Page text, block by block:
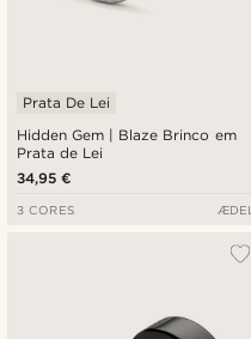
Hidden Gem | Blaze Brinco em
Prata de Lei
Prata De Lei
34,95 €
3 CORES ÆDEL